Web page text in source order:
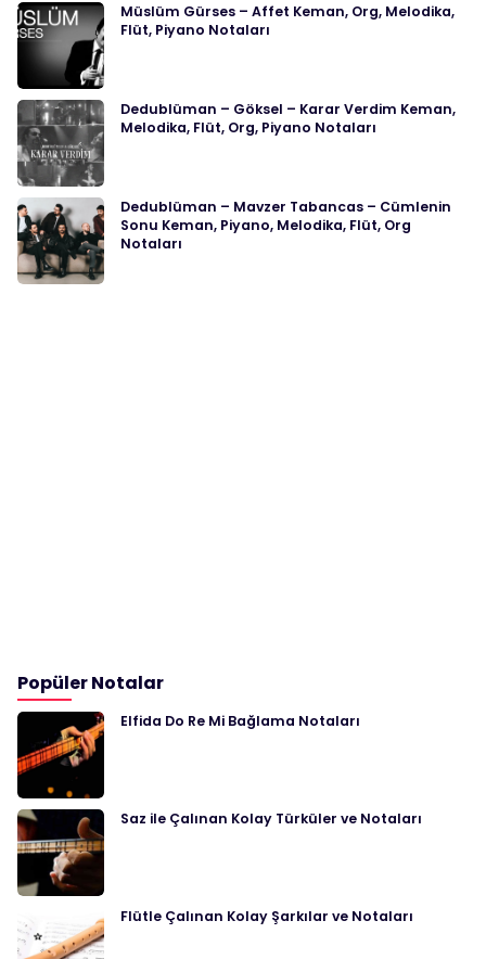
Müslüm Gürses – Affet Keman, Org, Melodika,
Flüt, Piyano Notaları
Dedublüman – Göksel – Karar Verdim Keman,
Melodika, Flüt, Org, Piyano Notaları
Dedublüman – Mavzer Tabancas – Cümlenin
Sonu Keman, Piyano, Melodika, Flüt, Org
Notaları
Popüler Notalar
Elfida Do Re Mi Bağlama Notaları
Saz ile Çalınan Kolay Türküler ve Notaları
Flütle Çalınan Kolay Şarkılar ve Notaları